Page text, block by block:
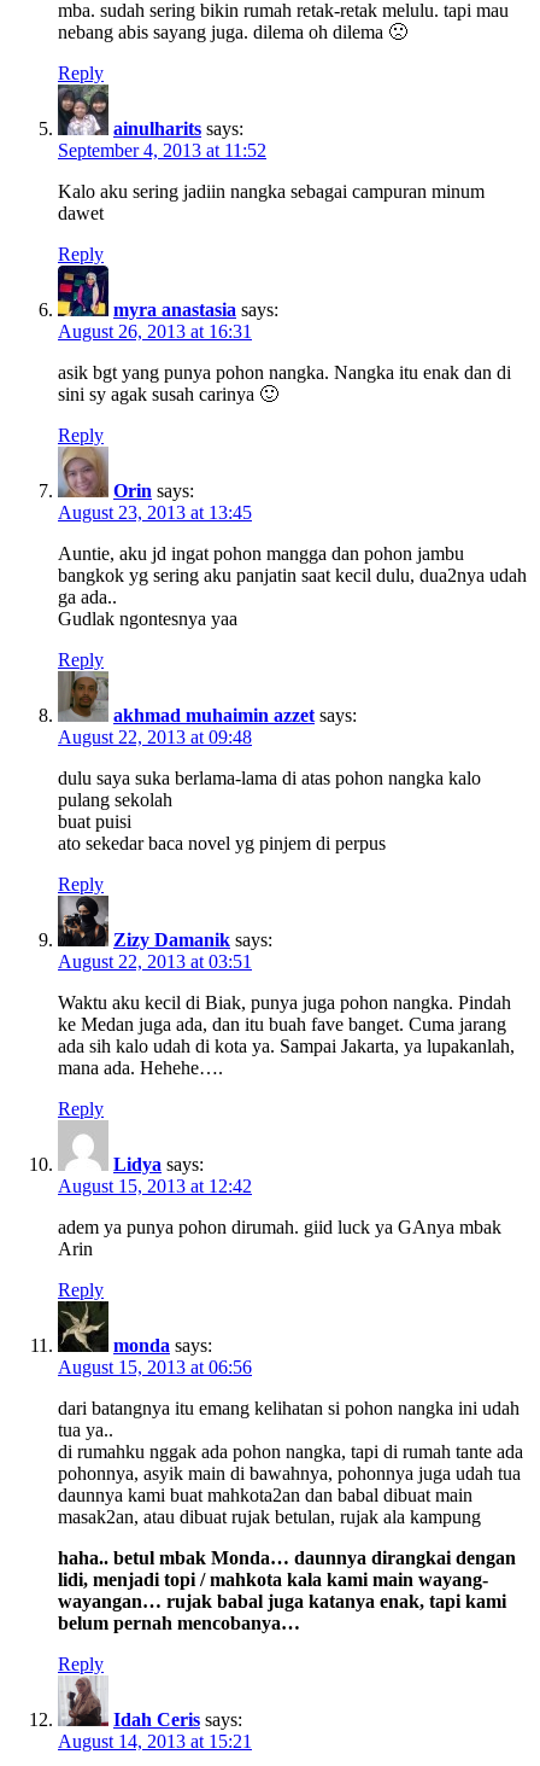
mba. sudah sering bikin rumah retak-retak melulu. tapi mau
nebang abis sayang juga. dilema oh dilema 🙁
Reply
ainulharits says:
September 4, 2013 at 11:52
Kalo aku sering jadiin nangka sebagai campuran minum
dawet
Reply
myra anastasia says:
August 26, 2013 at 16:31
asik bgt yang punya pohon nangka. Nangka itu enak dan di
sini sy agak susah carinya 🙂
Reply
Orin says:
August 23, 2013 at 13:45
Auntie, aku jd ingat pohon mangga dan pohon jambu
bangkok yg sering aku panjatin saat kecil dulu, dua2nya udah
ga ada..
Gudlak ngontesnya yaa
Reply
akhmad muhaimin azzet says:
August 22, 2013 at 09:48
dulu saya suka berlama-lama di atas pohon nangka kalo
pulang sekolah
buat puisi
ato sekedar baca novel yg pinjem di perpus
Reply
Zizy Damanik says:
August 22, 2013 at 03:51
Waktu aku kecil di Biak, punya juga pohon nangka. Pindah
ke Medan juga ada, dan itu buah fave banget. Cuma jarang
ada sih kalo udah di kota ya. Sampai Jakarta, ya lupakanlah,
mana ada. Hehehe….
Reply
Lidya says:
August 15, 2013 at 12:42
adem ya punya pohon dirumah. giid luck ya GAnya mbak
Arin
Reply
monda says:
August 15, 2013 at 06:56
dari batangnya itu emang kelihatan si pohon nangka ini udah
tua ya..
di rumahku nggak ada pohon nangka, tapi di rumah tante ada
pohonnya, asyik main di bawahnya, pohonnya juga udah tua
daunnya kami buat mahkota2an dan babal dibuat main
masak2an, atau dibuat rujak betulan, rujak ala kampung
haha.. betul mbak Monda… daunnya dirangkai dengan
lidi, menjadi topi / mahkota kala kami main wayang-
wayangan… rujak babal juga katanya enak, tapi kami
belum pernah mencobanya…
Reply
Idah Ceris says:
August 14, 2013 at 15:21